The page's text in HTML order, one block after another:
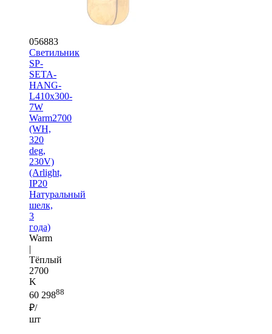
056883
Светильник
SP-
SETA-
HANG-
L410х300-
7W
Warm2700
(WH,
320
deg,
230V)
(Arlight,
IP20
Натуральный
шелк,
3
года)
Warm
|
Тёплый
2700
K
60 29888
₽/
шт